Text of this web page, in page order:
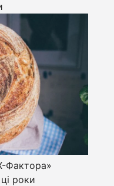
Фактора»
роки